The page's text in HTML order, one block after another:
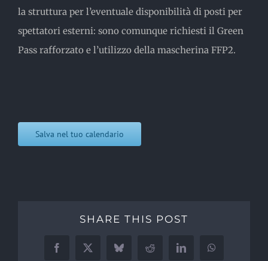
la struttura per l’eventuale disponibilità di posti per
spettatori esterni: sono comunque richiesti il Green
Pass rafforzato e l’utilizzo della mascherina FFP2.
Salva nel tuo calendario
SHARE THIS POST
Facebook
X BlueskyReddit LinkedInWhatsApp